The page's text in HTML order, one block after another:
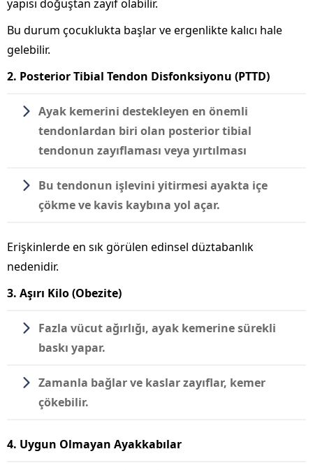
yapısı doğuştan zayıf olabilir.
Bu durum çocuklukta başlar ve ergenlikte kalıcı hale
gelebilir.
2. Posterior Tibial Tendon Disfonksiyonu (PTTD)
Ayak kemerini destekleyen en önemli
tendonlardan biri olan posterior tibial
tendonun zayıflaması veya yırtılması
Bu tendonun işlevini yitirmesi ayakta içe
çökme ve kavis kaybına yol açar.
Erişkinlerde en sık görülen edinsel düztabanlık
nedenidir.
3. Aşırı Kilo (Obezite)
Fazla vücut ağırlığı, ayak kemerine sürekli
baskı yapar.
Zamanla bağlar ve kaslar zayıflar, kemer
çökebilir.
4. Uygun Olmayan Ayakkabılar